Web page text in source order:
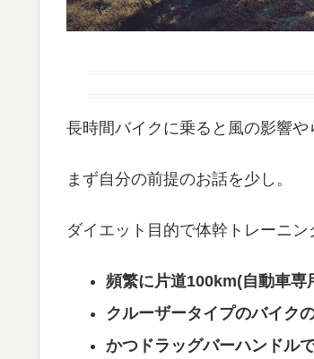
長時間バイクに乗ると風の影響や
まず自分の前提のお話を少し。
ダイエット目的で体幹トレーニ
頻繁に片道100km(自動車専
クルーザータイプのバイク
かつドラッグバーハンドル